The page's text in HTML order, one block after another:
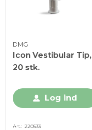
DMG
Icon Vestibular Tip,
20 stk.
Log ind
Art. 220533